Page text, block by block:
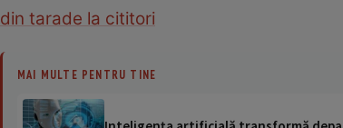
din tarade la cititori
MAI MULTE PENTRU TINE